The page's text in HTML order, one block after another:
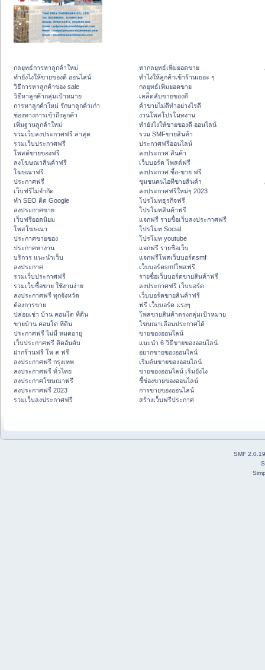
กลยุทธ์การหาลูกค้าใหม่
ทํายังไงให้ขายของดี ออนไลน์
วิธีการหาลูกค้าของ sale
วิธีหาลูกค้ากลุ่มเป้าหมาย
การหาลูกค้าใหม่ รักษาลูกค้าเก่า
ช่องทางการเข้าถึงลูกค้า
เพิ่มฐานลูกค้าใหม่
รวมเว็บลงประกาศฟรี ล่าสุด
รวมเว็บประกาศฟรี
โพสต์ขายของฟรี
ลงโฆษณาสินค้าฟรี
โฆษณาฟรี
ประกาศฟรี
เว็บฟรีไม่จำกัด
ทำ SEO ติด Google
ลงประกาศขาย
เว็บฟรียอดนิยม
โพสโฆษณา
ประกาศขายของ
ประกาศหางาน
บริการ แนะนำเว็บ
ลงประกาศ
รวมเว็บประกาศฟรี
รวมเว็บซื้อขาย ใช้งานง่าย
ลงประกาศฟรี ทุกจังหวัด
ต้องการขาย
ปล่อยเช่า บ้าน คอนโด ที่ดิน
ขายบ้าน คอนโด ที่ดิน
ประกาศฟรี ไม่มี หมดอายุ
เว็บประกาศฟรี ติดอันดับ
ฝากร้านฟรี โพ ส ฟรี
ลงประกาศฟรี กรุงเทพ
ลงประกาศฟรี ทั่วไทย
ลงประกาศโฆษณาฟรี
ลงประกาศฟรี 2023
รวมเว็บลงประกาศฟรี
หากลยุทธ์เพิ่มยอดขาย
ทําไงให้ลูกค้าเข้าร้านเยอะ ๆ
กลยุทธ์เพิ่มยอดขาย
เคล็ดลับขายของดี
ค้าขายไม่ดีทำอย่างไรดี
งานโพสโปรโมทงาน
ทํายังไงให้ขายของดี ออนไลน์
รวม SMFขายสินค้า
ประกาศฟรีออนไลน์
ลงประกาศ สินค้า
เว็บบอร์ด โพสต์ฟรี
ลงประกาศ ซื้อ-ขาย ฟรี
ชุมชนคนไอทีขายสินค้า
ลงประกาศฟรีใหม่ๆ 2023
โปรโมทธุรกิจฟรี
โปรโมทสินค้าฟรี
แจกฟรี รายชื่อเว็บลงประกาศฟรี
โปรโมท Social
โปรโมท youtube
แจกฟรี รายชื่อเว็บ
แจกฟรีโพสเว็บบอร์ดsmf
เว็บบอร์ดsmfโพสฟรี
รายชื่อเว็บบอร์ดขายสินค้าฟรี
ลงประกาศฟรี เว็บบอร์ด
เว็บบอร์ดขายสินค้าฟรี
ฟรี เว็บบอร์ด แรงๆ
โพสขายสินค้าตรงกลุ่มเป้าหมาย
โฆษณาเลื่อนประกาศได้
ขายของออนไลน์
แนะนำ 6 วิธีขายของออนไลน์
อยากขายของออนไลน์
เริ่มต้นขายของออนไลน์
ขายของออนไลน์ เริ่มยังไง
ชี้ช่องขายของออนไลน์
การขายของออนไลน์
สร้างเว็บฟรีประกาศ
SMF 2.0.19